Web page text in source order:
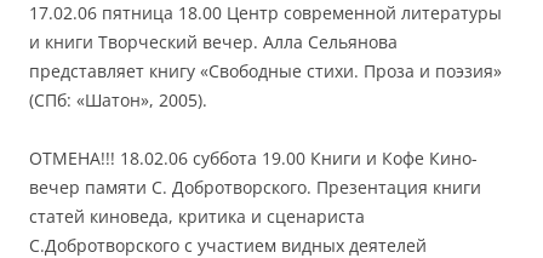
17.02.06 пятница 18.00 Центр современной литературы
и книги Творческий вечер. Алла Сельянова
представляет книгу «Свободные стихи. Проза и поэзия»
(СПб: «Шатон», 2005).
ОТМЕНА!!! 18.02.06 суббота 19.00 Книги и Кофе Кино-
вечер памяти С. Добротворского. Презентация книги
статей киноведа, критика и сценариста
С.Добротворского с участием видных деятелей